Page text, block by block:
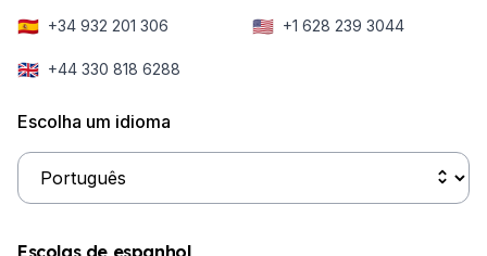
🇪🇸 +34 932 201 306 🇺🇸 +1 628 239 3044
🇬🇧 +44 330 818 6288
Escolha um idioma
Escolas de espanhol